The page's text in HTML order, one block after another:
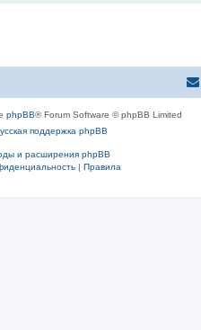
phpBB® Forum Software © phpBB Limited
поддержка phpBB
и расширения phpBB
| Правила